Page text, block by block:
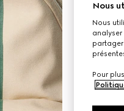
Nous
Nous
partager
Pour